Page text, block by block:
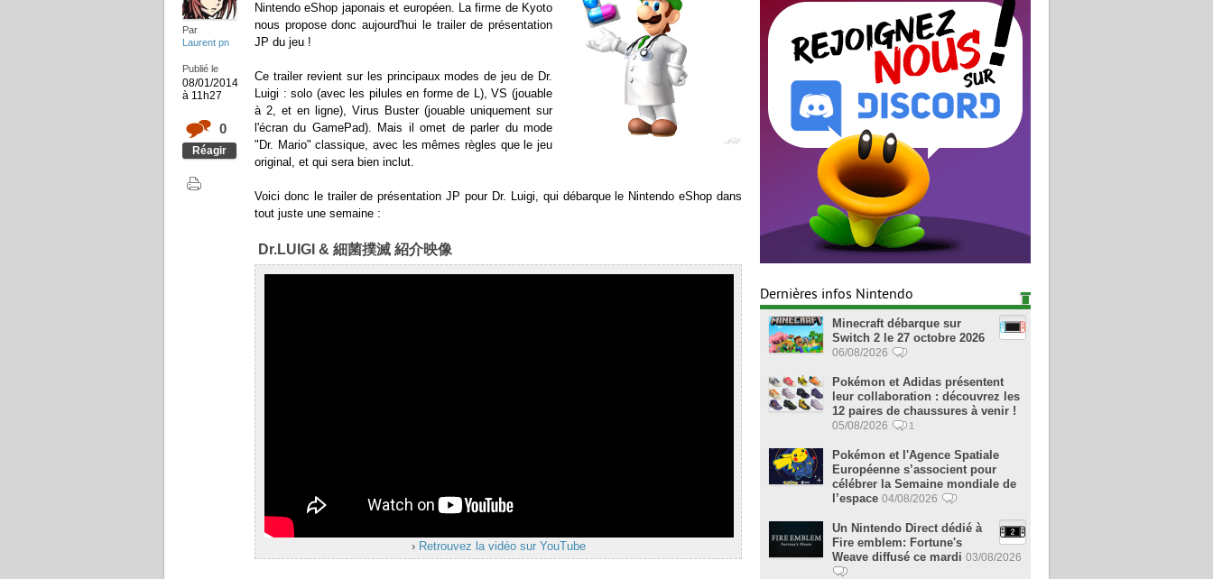
Par
Laurent pn
Publié le
08/01/2014
à 11h27
0
Réagir
Nintendo eShop japonais et européen. La firme de Kyoto
nous propose donc aujourd'hui le trailer de présentation
JP du jeu !
Ce trailer revient sur les principaux modes de jeu de Dr.
Luigi : solo (avec les pilules en forme de L), VS (jouable
à 2, et en ligne), Virus Buster (jouable uniquement sur
l'écran du GamePad). Mais il omet de parler du mode
"Dr. Mario" classique, avec les mêmes règles que le jeu
original, et qui sera bien inclut.
Voici donc le trailer de présentation JP pour Dr. Luigi, qui débarque le Nintendo eShop dans
tout juste une semaine :
Dr.LUIGI & 細菌撲滅 紹介映像
› Retrouvez la vidéo sur YouTube
Dernières infos Nintendo
Minecraft débarque sur
Switch 2 le 27 octobre 2026
06/08/2026
Pokémon et Adidas présentent
leur collaboration : découvrez les
12 paires de chaussures à venir !
05/08/2026 1
Pokémon et l'Agence Spatiale
Européenne s’associent pour
célébrer la Semaine mondiale de
l’espace 04/08/2026
Un Nintendo Direct dédié à
Fire emblem: Fortune's
Weave diffusé ce mardi 03/08/2026